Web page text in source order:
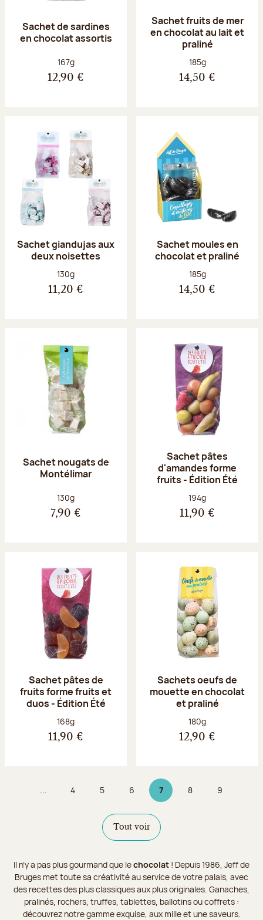
Sachet de sardines
en chocolat assortis
Poids net :
167g
12,90 €
Sachet fruits de mer
en chocolat au lait et
praliné
Poids net :
185g
14,50 €
Sachet giandujas aux
deux noisettes
Poids net :
130g
11,20 €
Sachet moules en
chocolat et praliné
Poids net :
185g
14,50 €
Sachet nougats de
Montélimar
Poids net :
130g
7,90 €
Sachet pâtes
d'amandes forme
fruits - Édition Été
Poids net :
194g
11,90 €
Sachet pâtes de
fruits forme fruits et
duos - Édition Été
Poids net :
168g
11,90 €
Sachets oeufs de
mouette en chocolat
et praliné
Poids net :
180g
12,90 €
... Page
4 Page
5 Page
6 7Page 7 sur 9
Page
8 Page
9
Tout voir
Il n’y a pas plus gourmand que lechocolat ! Depuis 1986, Jeff de
Bruges met toute sa créativité au service de votre palais, avec
des recettes des plus classiques aux plus originales. Ganaches,
pralinés, rochers, truffes, tablettes, ballotins ou coffrets :
découvrez notre gamme exquise, aux mille et une saveurs.